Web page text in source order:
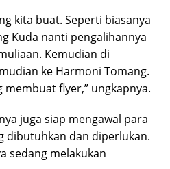
kita buat. Seperti biasanya
Kuda nanti pengalihannya
Kemudian di
ke Harmoni Tomang.
flyer,” ungkapnya.
juga siap mengawal para
dibutuhkan dan diperlukan.
sedang melakukan